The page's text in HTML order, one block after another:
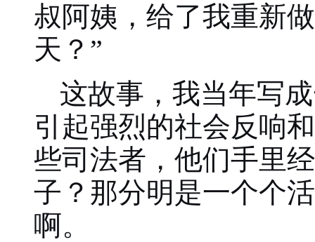
叔阿姨，给了我重新
天？”
这故事，我当年写
引起强烈的社会反响
些司法者，他们手里
子？那分明是一个个
啊。